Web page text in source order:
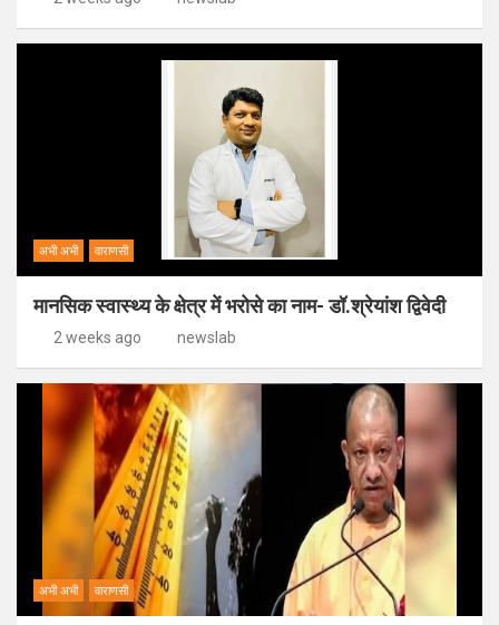
अभी अभी वाराणसी
मानसिक स्वास्थ्य के क्षेत्र में भरोसे का नाम- डॉ.श्रेयांश द्विवेदी
2 weeks ago newslab
अभी अभी वाराणसी